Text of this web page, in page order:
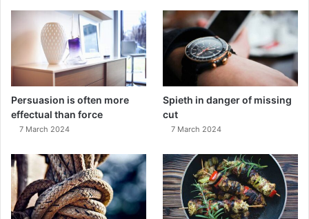
Persuasion is often more
effectual than force
7 March 2024
Spieth in danger of missing
cut
7 March 2024